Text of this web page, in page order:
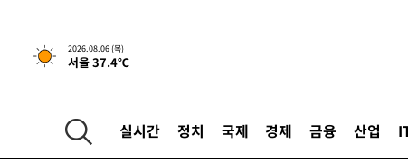
2026.08.06 (목)
서울 37.4℃
실시간 정치 국제 경제 금융 산업
-28314초 전 >"여기 떨어졌다"…다누리, 스페이스X 로켓 달 충돌 흔적
-25359초 전 > 손흥민, 5경기 연속골 실패…LAFC는 승부차기 끝 과달라
-17597초 전 >
트럼프, 한국계 진보 주지사 후보 맹공…"공산주의가 최
-17575초 전 >